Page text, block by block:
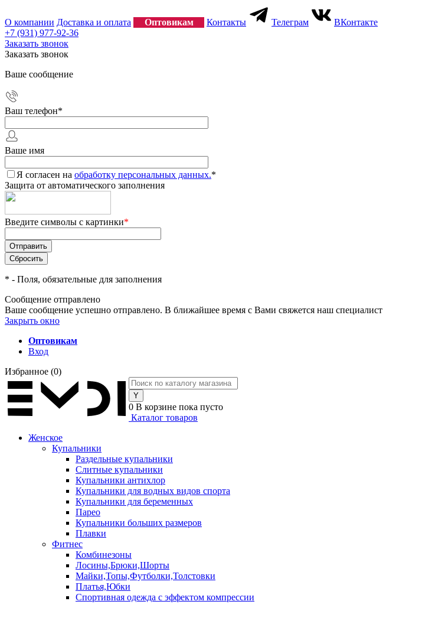
О компании Доставка и оплата Оптовикам Контакты Телеграм
ВКонтакте
+7 (931) 977-92-36
Заказать звонок
Заказать звонок
Ваше сообщение
Ваш телефон*
Ваше имя
Я согласен на обработку персональных данных.*
Защита от автоматического заполнения
Введите символы с картинки*
* - Поля, обязательные для заполнения
Сообщение отправлено
Ваше сообщение успешно отправлено. В ближайшее время с Вами свяжется наш специалист
Закрыть окно
Оптовикам
Вход
Избранное (0)
0 В корзине пока пусто
Каталог товаров
Женское
Купальники
Раздельные купальники
Слитные купальники
Купальники антихлор
Купальники для водных видов спорта
Купальники для беременных
Парео
Купальники больших размеров
Плавки
Фитнес
Комбинезоны
Лосины,Брюки,Шорты
Майки,Топы,Футболки,Толстовки
Платья,Юбки
Спортивная одежда с эффектом компрессии